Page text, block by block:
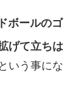
ボールのゴ
げて立ちは
いう事にな